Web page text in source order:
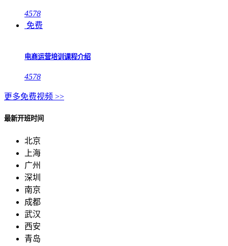
4578
免费
电商运营培训课程介绍
4578
更多免费视频 >>
最新开班时间
北京
上海
广州
深圳
南京
成都
武汉
西安
青岛